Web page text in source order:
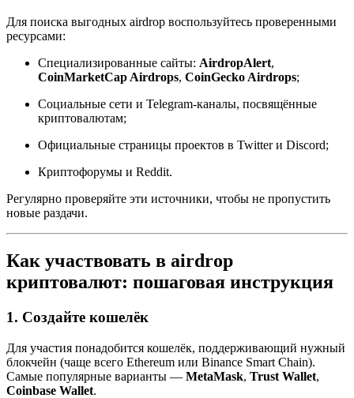
Для поиска выгодных airdrop воспользуйтесь проверенными
ресурсами:
Специализированные сайты: AirdropAlert,
CoinMarketCap Airdrops, CoinGecko Airdrops;
Социальные сети и Telegram-каналы, посвящённые
криптовалютам;
Официальные страницы проектов в Twitter и Discord;
Криптофорумы и Reddit.
Регулярно проверяйте эти источники, чтобы не пропустить
новые раздачи.
Как участвовать в airdrop
криптовалют: пошаговая инструкция
1. Создайте кошелёк
Для участия понадобится кошелёк, поддерживающий нужный
блокчейн (чаще всего Ethereum или Binance Smart Chain).
Самые популярные варианты — MetaMask, Trust Wallet,
Coinbase Wallet.